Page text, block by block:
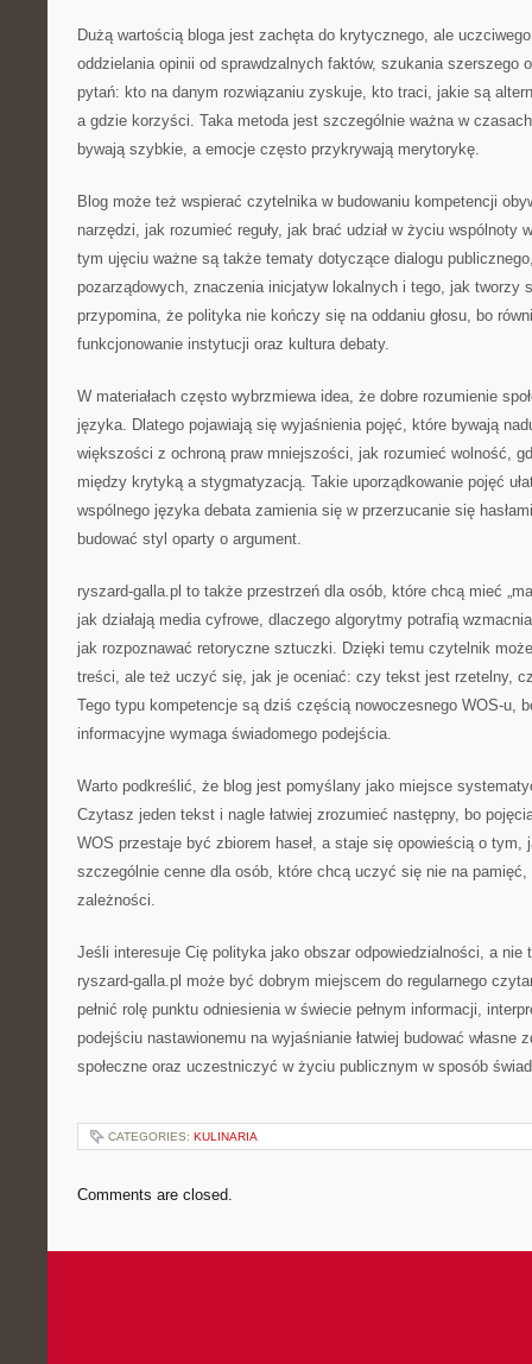
Dużą wartością bloga jest zachęta do krytycznego, ale
oddzielania opinii od sprawdzalnych faktów, szukania szerszego
pytań: kto na danym rozwiązaniu zyskuje, kto traci, jakie są
a gdzie korzyści. Taka metoda jest szczególnie ważna w
bywają szybkie, a emocje często przykrywają merytorykę.
Blog może też wspierać czytelnika w budowaniu kompetencji
narzędzi, jak rozumieć reguły, jak brać udział w życiu wspólnoty
tym ujęciu ważne są także tematy dotyczące dialogu
pozarządowych, znaczenia inicjatyw lokalnych i tego, jak tworzy
przypomina, że polityka nie kończy się na oddaniu głosu, bo
funkcjonowanie instytucji oraz kultura debaty.
W materiałach często wybrzmiewa idea, że dobre rozumienie
języka. Dlatego pojawiają się wyjaśnienia pojęć, które bywają
większości z ochroną praw mniejszości, jak rozumieć wolność,
między krytyką a stygmatyzacją. Takie uporządkowanie pojęć
wspólnego języka debata zamienia się w przerzucanie się
budować styl oparty o argument.
ryszard-galla.pl to także przestrzeń dla osób, które chcą mieć
jak działają media cyfrowe, dlaczego algorytmy potrafią
jak rozpoznawać retoryczne sztuczki. Dzięki temu czytelnik
treści, ale też uczyć się, jak je oceniać: czy tekst jest rzetelny,
Tego typu kompetencje są dziś częścią nowoczesnego WOS-u,
informacyjne wymaga świadomego podejścia.
Warto podkreślić, że blog jest pomyślany jako miejsce
Czytasz jeden tekst i nagle łatwiej zrozumieć następny, bo
WOS przestaje być zbiorem haseł, a staje się opowieścią o tym,
szczególnie cenne dla osób, które chcą uczyć się nie na
zależności.
Jeśli interesuje Cię polityka jako obszar odpowiedzialności, a nie
ryszard-galla.pl może być dobrym miejscem do regularnego
pełnić rolę punktu odniesienia w świecie pełnym informacji,
podejściu nastawionemu na wyjaśnianie łatwiej budować własne
społeczne oraz uczestniczyć w życiu publicznym w sposób
CATEGORIES: KULINARIA
Comments are closed.